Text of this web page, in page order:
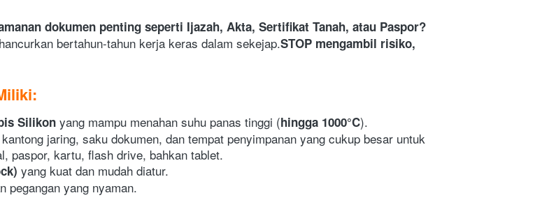
dokumen penting seperti Ijazah, Akta, Sertifikat Tanah, atau Paspor?
bertahun-tahun kerja keras dalam sekejap.STOP mengambil risiko,
Silikon yang mampu menahan suhu panas tinggi (hingga 1000°C).
jaring, saku dokumen, dan tempat penyimpanan yang cukup besar untuk
paspor, kartu, flash drive, bahkan tablet.
yang kuat dan mudah diatur.
pegangan yang nyaman.